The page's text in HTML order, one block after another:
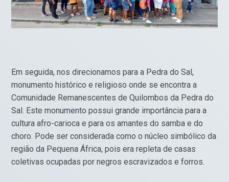
Em seguida, nos direcionamos para a Pedra do Sal,
monumento histórico e religioso onde se encontra a
Comunidade Remanescentes de Quilombos da Pedra do
Sal. Este monumento possui grande importância para a
cultura afro-carioca e para os amantes do samba e do
choro. Pode ser considerada como o núcleo simbólico da
região da Pequena África, pois era repleta de casas
coletivas ocupadas por negros escravizados e forros.